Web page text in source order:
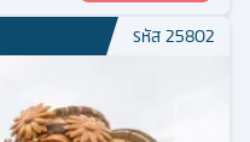
รหัส25802